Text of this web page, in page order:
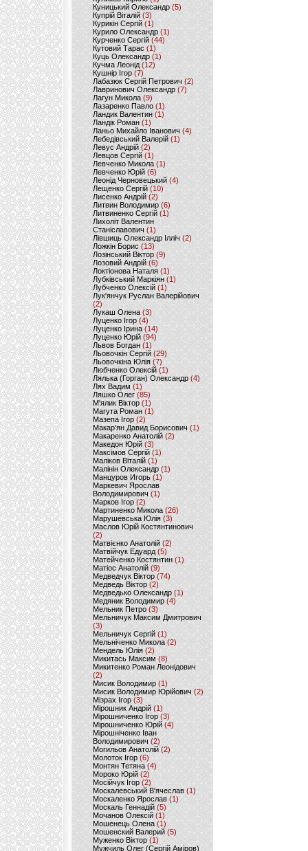
Куницький Олександр (5)
Купрій Віталій (3)
Курикін Сергій(1)
Курило Олександр (1)
Курченко Сергій (44)
Кутовий Тарас (1)
Куць Олександр (1)
Кучма Леонід (12)
Кушнір Ігор(7)
Лабазюк Сергій Петрович (2)
Лавринович Олександр(7)
Лагун Микола(9)
Лазаренко Павло (1)
Ландик Валентин (1)
Ландік Роман (1)
Ланьо Михайло Іванович(4)
Лебедівський Валерій(1)
Левус Андрій(2)
Левцов Сергій (1)
Левченко Микола (1)
Левченко Юрій (6)
Леонід Черновецький (4)
Лещенко Сергій (10)
Лисенко Андрій (2)
Литвин Володимир (6)
Литвиненко Сергій (1)
Лихоліт Валентин
Станіславович (1)
Лівшиць Олександр Ілліч (2)
Ложкін Борис(13)
Лозінський Віктор(9)
Лозовий Андрій (6)
Локтіонова Наталя (1)
Лубківський Маркіян(1)
Лубченко Олексій (1)
Лук'янчук Руслан Валерійович
(2)
Лукаш Олена (3)
Луценко Ігор (4)
Луценко Ірина (14)
Луценко Юрій (94)
Львов Богдан (1)
Льовочкін Сергій (29)
Льовочкіна Юлія(7)
Любченко Олексій(1)
Лялька (Горган) Олександр(4)
Лях Вадим (1)
Ляшко Олег (85)
М'ялик Віктор(1)
Магута Роман(1)
Мазепа Ігор (2)
Макар'ян Давид Борисович(1)
Макаренко Анатолій (2)
Македон Юрій(3)
Максімов Сергій (1)
Маліков Віталій (1)
Малінін Олександр (1)
Манцуров Игорь (1)
Маркевич Ярослав
Володимирович (1)
Марков Ігор (2)
Мартиненко Микола (26)
Марушевська Юлія (3)
Маслов Юрій Костянтинович
(2)
Матвієнко Анатолій (2)
Матвійчук Едуард(5)
Матейченко Костянтин (1)
Матіос Анатолій (9)
Медведчук Віктор(74)
Медведь Віктор (2)
Медведько Олександр (1)
Медяник Володимир(4)
Мельник Петро (3)
Мельничук Максим Дмитрович
(3)
Мельничук Сергій (1)
Мельніченко Микола (2)
Мендель Юлія (2)
Микитась Максим (8)
Микитенко Роман Леонідович
(2)
Мисик Володимир (1)
Мисик Володимир Юрійович(2)
Мізрах Ігор(3)
Мірошник Андрій(1)
Мірошниченко Ігор (3)
Мірошниченко Юрій(4)
Мірошніченко Іван
Володимирович (2)
Могильов Анатолій (2)
Молоток Ігор (6)
Монтян Тетяна (4)
Мороко Юрій(2)
Мосійчук Ігор (2)
Москалевський В'ячеслав (1)
Москаленко Ярослав (1)
Москаль Геннадій (5)
Мочанов Олексій(1)
Мошенець Олена(1)
Мошенский Валерий (5)
Муженко Віктор (1)
Мужчиль Олег (Сергій Аміров)